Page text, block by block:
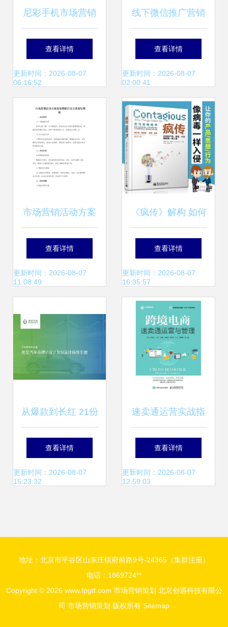
尼彩手机市场营销
策划方案
查看详情
更新时间：2026-08-07
06:16:52
线下微信推广营销
方案汇总 以
www.95511.cn网站
为例的线下活动推
广策划
查看详情
更新时间：2026-08-07
02:00:41
市场营销活动方案
策划模板
查看详情
更新时间：2026-08-07
11:08:49
《疯传》解构 如何
让产品与思想像病
毒一样入侵人心
查看详情
更新时间：2026-08-07
16:35:57
从爆款到长红 21份
种草带货营销策划
方案深度解析
查看详情
更新时间：2026-08-07
15:23:32
速卖通运营实战指
南 从店铺搭建到营
销转化全攻略
查看详情
更新时间：2026-08-07
12:59:03
地址：北京市平谷区山东庄镇府前路9号-24365（集群注册）
电话：1869724**
Copyright © 2026 www.fpgtf.com 市场营销策划 北京创遇科技有限公
司 市场营销策划 版权所有 Sitemap